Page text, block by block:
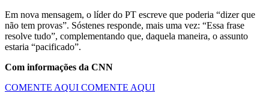
Em nova mensagem, o líder do PT escreve que poderia “dizer que
não tem provas”. Sóstenes responde, mais uma vez: “Essa frase
resolve tudo”, complementando que, daquela maneira, o assunto
estaria “pacificado”.
Com informações da CNN
COMENTE AQUI COMENTE AQUI